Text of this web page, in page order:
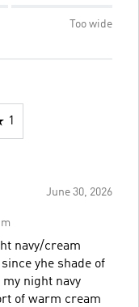
Too wide
1
June 30, 2026
navy/cream
yhe shade of
night navy
of warm cream